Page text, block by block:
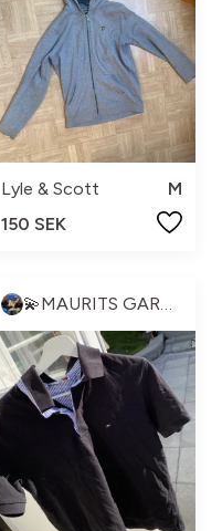
Lyle & Scott
M
150 SEK
💫MAURITS GARDEROB💫